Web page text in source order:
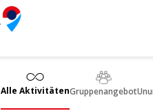
Alle AktivitätenGruppenangebot